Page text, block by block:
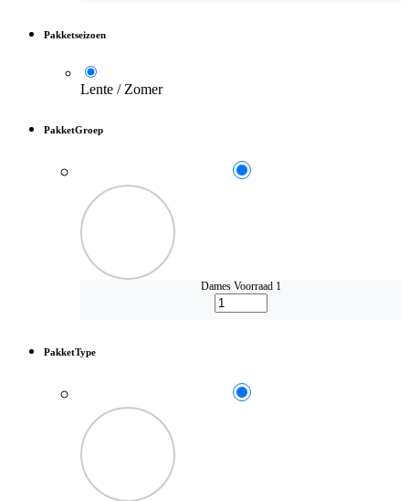
Pakketseizoen
Lente / Zomer
PakketGroep
Dames Voorraad 1
PakketType